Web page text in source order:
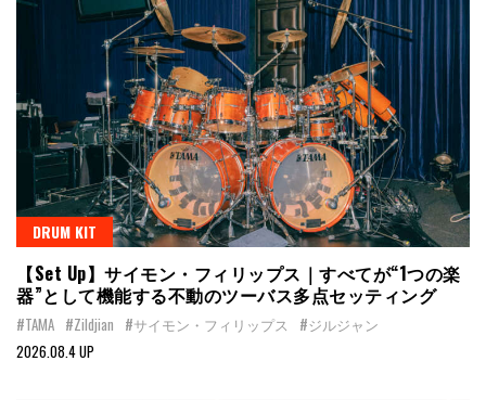
DRUM KIT
【Set Up】サイモン・フィリップス｜すべてが“1つの楽
器”として機能する不動のツーバス多点セッティング
#TAMA #Zildjian #サイモン・フィリップス
#ジルジャン
2026.08.4 UP